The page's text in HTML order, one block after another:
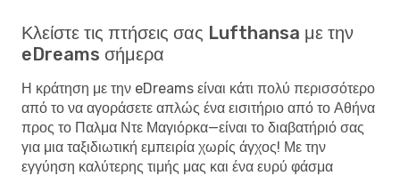
Κλείστε τις πτήσεις σας Lufthansa με την
eDreams σήμερα
Η κράτηση με την eDreams είναι κάτι πολύ περισσότερο
από το να αγοράσετε απλώς ένα εισιτήριο από το Αθήνα
προς το Παλμα Ντε Μαγιόρκα—είναι το διαβατήριό σας
για μια ταξιδιωτική εμπειρία χωρίς άγχος! Με την
εγγύηση καλύτερης τιμής μας και ένα ευρύ φάσμα